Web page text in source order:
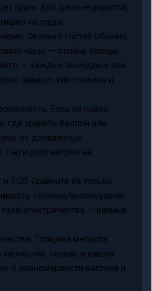
гриль для дачи недорогой,
на годы:
Сколько гостей обычно
чаще — стейки, овощи,
— каждые выходные или
зависит тип топлива и
Есть ли навес,
где хранить баллон или
от деревянных
м) и розу ветров на
TCO. Сравните не только
топлива/аксессуаров.
электричества — разные
Толщина металла,
запчастей, сервис в вашем
о равномерности нагрева и